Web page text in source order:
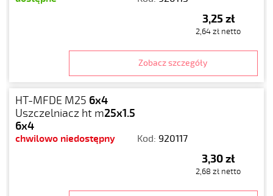
3,25 zł
2,64 zł netto
Zobacz szczegóły
HT-MFDE M25 6x4
Uszczelniacz ht m25x1.5
6x4
chwilowo niedostępny Kod: 920117
3,30 zł
2,68 zł netto